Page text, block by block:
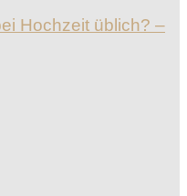
Hochzeit üblich? –